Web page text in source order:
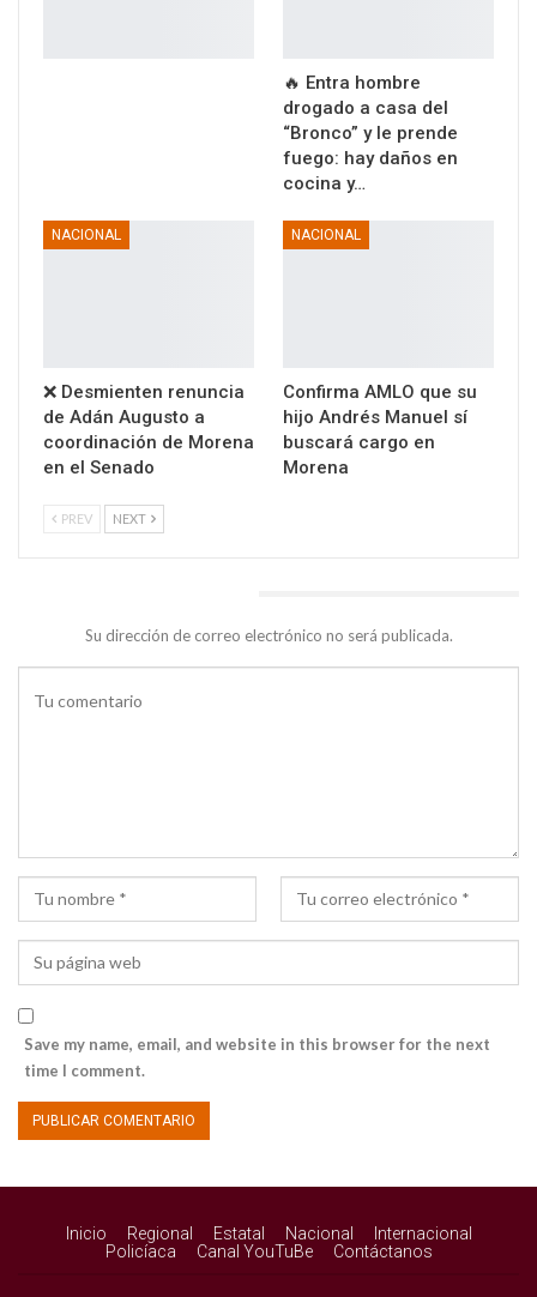
🔥 Entra hombre
drogado a casa del
“Bronco” y le prende
fuego: hay daños en
cocina y…
NACIONAL
❌ Desmienten renuncia
de Adán Augusto a
coordinación de Morena
en el Senado
NACIONAL
Confirma AMLO que su
hijo Andrés Manuel sí
buscará cargo en
Morena
PREV NEXT
Su dirección de correo electrónico no será publicada.
Save my name, email, and website in this browser for the next
time I comment.
Inicio Regional Estatal Nacional
Internacional
Policíaca
Canal YouTuBe Contáctanos